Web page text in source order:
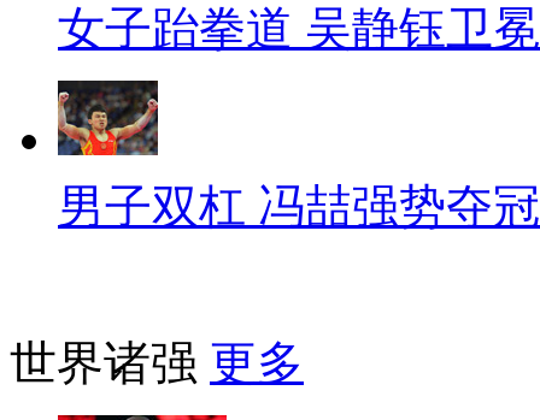
女子跆拳道 吴静钰卫冕
男子双杠 冯喆强势夺冠
世界诸强 更多